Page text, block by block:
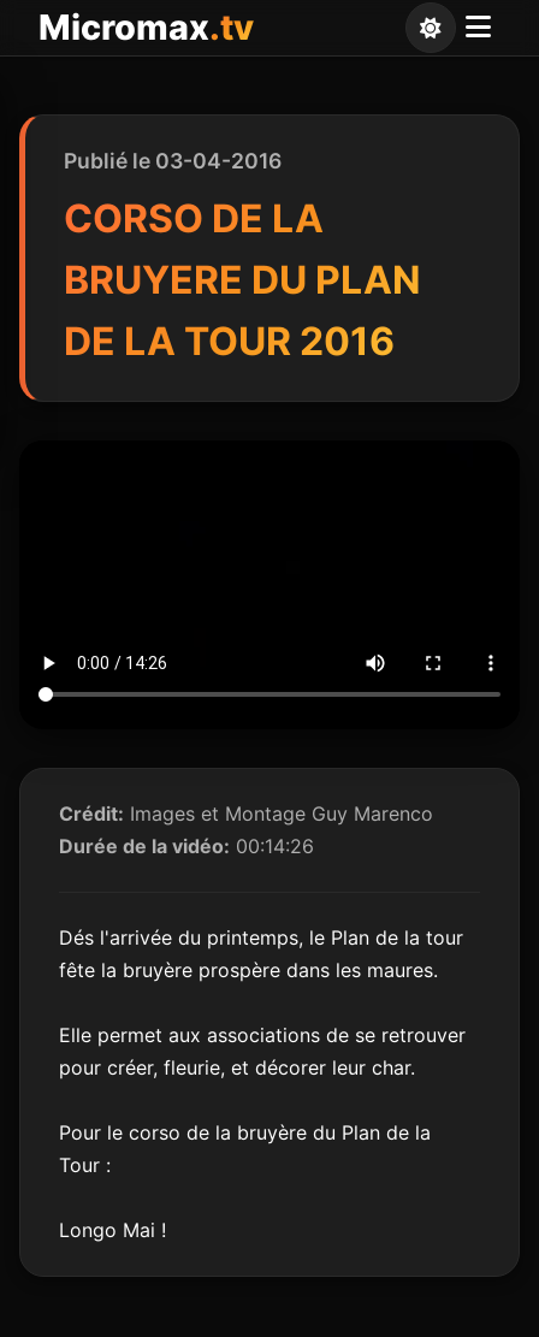
Micromax.tv
Publié le 03-04-2016
CORSO DE LA
BRUYERE DU PLAN
DE LA TOUR 2016
Crédit: Images et Montage Guy Marenco
Durée de la vidéo: 00:14:26
Dés l'arrivée du printemps, le Plan de la tour
fête la bruyère prospère dans les maures.
Elle permet aux associations de se retrouver
pour créer, fleurie, et décorer leur char.
Pour le corso de la bruyère du Plan de la
Tour :
Longo Mai !
Panneau de gestion des cookies